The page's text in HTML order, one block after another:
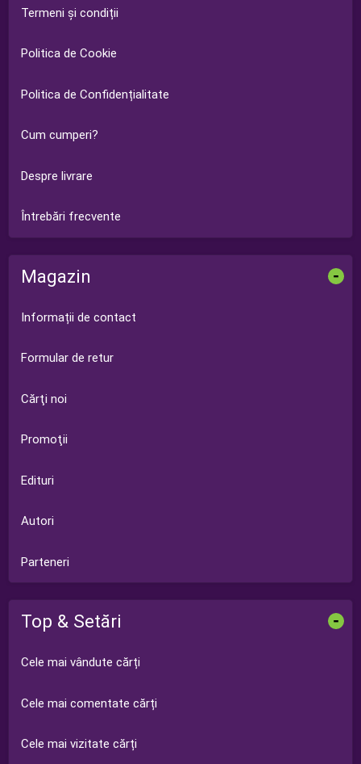
Termeni și condiții
Politica de Cookie
Politica de Confidențialitate
Cum cumperi?
Despre livrare
Întrebări frecvente
Magazin -
Informații de contact
Formular de retur
Cărţi noi
Promoţii
Edituri
Autori
Parteneri
Top & Setări -
Cele mai vândute cărți
Cele mai comentate cărți
Cele mai vizitate cărți